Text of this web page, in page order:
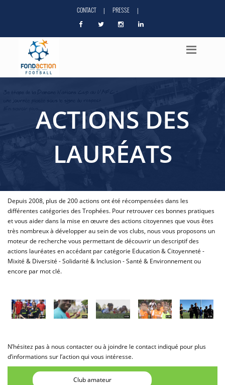
CONTACT | PRESSE |
ACTIONS DES
LAURÉATS
Depuis 2008, plus de 200 actions ont été récompensées dans les
différentes catégories des Trophées. Pour retrouver ces bonnes pratiques
et vous aider dans la mise en œuvre des actions citoyennes que vous êtes
très nombreux à développer au sein de vos clubs, nous vous proposons un
moteur de recherche vous permettant de découvrir un descriptif des
actions lauréates en accédant par catégorie Education & Citoyenneté -
Mixité & Diversité - Solidarité & Inclusion - Santé & Environnement ou
encore par mot clé.
N’hésitez pas à nous contacter ou à joindre le contact indiqué pour plus
d’informations sur l’action qui vous intéresse.
Club amateur